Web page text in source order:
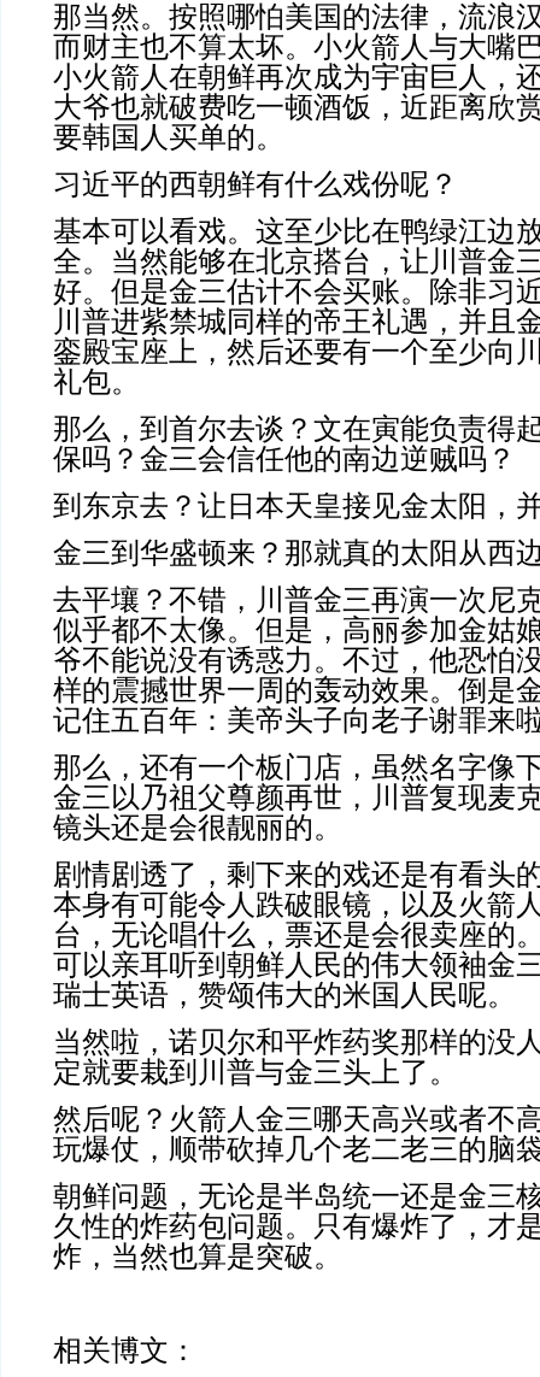
那当然。按照哪怕美国的法律，流浪
而财主也不算太坏。小火箭人与大嘴
小火箭人在朝鲜再次成为宇宙巨人，
大爷也就破费吃一顿酒饭，近距离欣
要韩国人买单的。
习近平的西朝鲜有什么戏份呢？
基本可以看戏。这至少比在鸭绿江边
全。当然能够在北京搭台，让川普金
好。但是金三估计不会买账。除非习
川普进紫禁城同样的帝王礼遇，并且
銮殿宝座上，然后还要有一个至少向
礼包。
那么，到首尔去谈？文在寅能负责得
保吗？金三会信任他的南边逆贼吗？
到东京去？让日本天皇接见金太阳，
金三到华盛顿来？那就真的太阳从西
去平壤？不错，川普金三再演一次尼
似乎都不太像。但是，高丽参加金姑
爷不能说没有诱惑力。不过，他恐怕
样的震撼世界一周的轰动效果。倒是
记住五百年：美帝头子向老子谢罪来
那么，还有一个板门店，虽然名字像
金三以乃祖父尊颜再世，川普复现麦
镜头还是会很靓丽的。
剧情剧透了，剩下来的戏还是有看头
本身有可能令人跌破眼镜，以及火箭
台，无论唱什么，票还是会很卖座的
可以亲耳听到朝鲜人民的伟大领袖金
瑞士英语，赞颂伟大的米国人民呢。
当然啦，诺贝尔和平炸药奖那样的没
定就要栽到川普与金三头上了。
然后呢？火箭人金三哪天高兴或者不
玩爆仗，顺带砍掉几个老二老三的脑
朝鲜问题，无论是半岛统一还是金三
久性的炸药包问题。只有爆炸了，才
炸，当然也算是突破。
相关博文：